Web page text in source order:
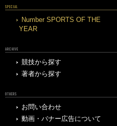
SPECIAL
Number SPORTS OF THE
YEAR
ARCHIVE
競技から探す
著者から探す
OTHERS
お問い合わせ
動画・バナー広告について